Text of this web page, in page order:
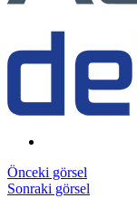
Önceki görsel
Sonraki görsel